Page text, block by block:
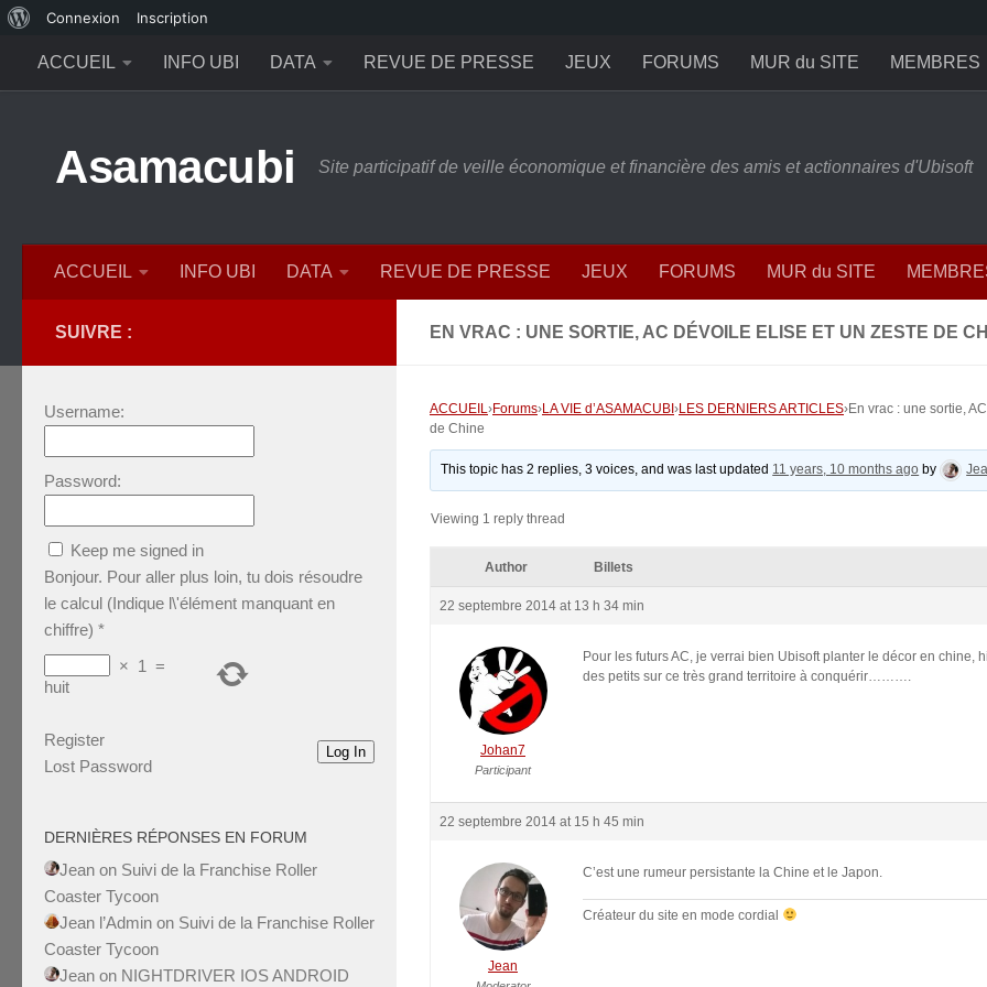
propos
de
Connexion Inscription
ACCUEIL
INFO UBI DATA REVUE DE PRESSE JEUX FORUMS MUR du SITE MEMBRES
Asamacubi Site participatif de veille économique et financière des amis et actionnaires d'Ubisoft
ACCUEIL INFO UBI DATA REVUE DE PRESSE JEUX FORUMS MUR du SITE
EN VRAC : UNE SORTIE, AC DÉVOILE ELISE ET UN ZESTE DE
ACCUEIL›Forums›LA VIE d’ASAMACUBI ›LES DERNIERS ARTICLES›En vrac : une sortie,
de Chine
This topic has 2 replies, 3 voices, and was last updated 11 years, 10 months ago by
Viewing 1 reply thread
Author Billets
22 septembre 2014 at 13 h 34 min
Johan7
Participant
Pour les futurs AC, je verrai bien Ubisoft planter le décor en chine,
des petits sur ce très grand territoire à conquérir……….
22 septembre 2014 at 15 h 45 min
Jean
C’est une rumeur persistante la Chine et le Japon.
Créateur du site en mode cordial
SUIVRE :
Username:
Password:
Keep me signed in
Bonjour. Pour aller plus loin, tu dois résoudre
le calcul (Indique l\'élément manquant en
chiffre) *
× 1 =
huit
Log In
Register
Lost Password
DERNIÈRES RÉPONSES EN FORUM
Jean on Suivi de la Franchise Roller
Coaster Tycoon
Jean l’Admin on Suivi de la Franchise Roller
Coaster Tycoon
Jean on NIGHTDRIVER IOS ANDROID